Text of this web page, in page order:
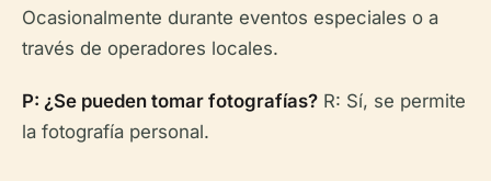
Ocasionalmente durante eventos especiales o a
través de operadores locales.
P: ¿Se pueden tomar fotografías? R: Sí, se permite
la fotografía personal.